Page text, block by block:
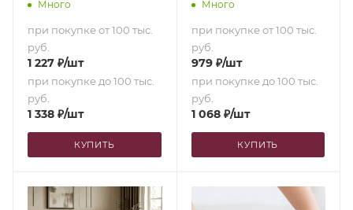
Много
при покупке от 100 тыс.
руб.
1 227 ₽/шт
при покупке до 100 тыс.
руб.
1 338 ₽/шт
КУПИТЬ
Много
при покупке от 100 тыс.
руб.
979₽/шт
при покупке до 100 тыс.
руб.
1 068₽/шт
КУПИТЬ